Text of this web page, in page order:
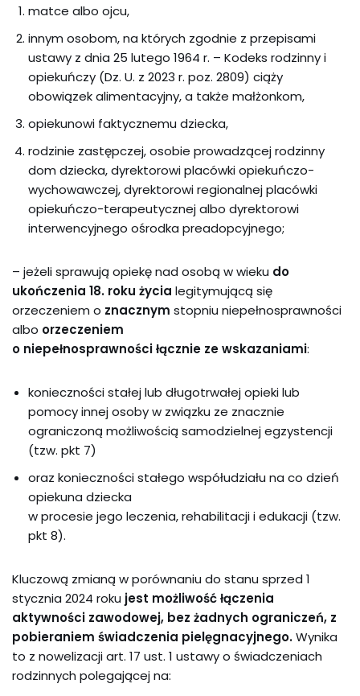
matce albo ojcu,
innym osobom, na których zgodnie z przepisami
ustawy z dnia 25 lutego 1964 r. – Kodeks rodzinny i
opiekuńczy (Dz. U. z 2023 r. poz. 2809) ciąży
obowiązek alimentacyjny, a także małżonkom,
opiekunowi faktycznemu dziecka,
rodzinie zastępczej, osobie prowadzącej rodzinny
dom dziecka, dyrektorowi placówki opiekuńczo-
wychowawczej, dyrektorowi regionalnej placówki
opiekuńczo-terapeutycznej albo dyrektorowi
interwencyjnego ośrodka preadopcyjnego;
– jeżeli sprawują opiekę nad osobą w wieku do
ukończenia 18. roku życia legitymującą się
orzeczeniem o znacznym stopniu niepełnosprawności
albo orzeczeniem
o niepełnosprawności łącznie ze wskazaniami:
konieczności stałej lub długotrwałej opieki lub
pomocy innej osoby w związku ze znacznie
ograniczoną możliwością samodzielnej egzystencji
(tzw. pkt 7)
oraz konieczności stałego współudziału na co dzień
opiekuna dziecka
w procesie jego leczenia, rehabilitacji i edukacji (tzw.
pkt 8).
Kluczową zmianą w porównaniu do stanu sprzed 1
stycznia 2024 roku jest możliwość łączenia
aktywności zawodowej, bez żadnych ograniczeń, z
pobieraniem świadczenia pielęgnacyjnego.Wynika
to z nowelizacji art. 17 ust. 1 ustawy o świadczeniach
rodzinnych polegającej na: